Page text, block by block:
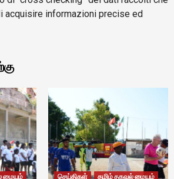
acquisire informazioni precise ed
மையம்
செய்திகள்
தமிழ் தகவல் மையம்